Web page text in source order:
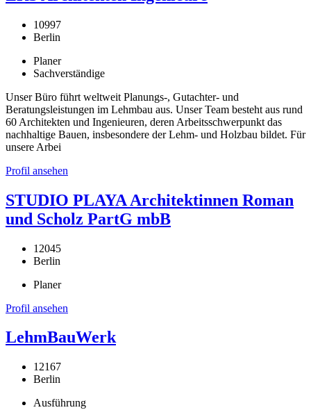
10997
Berlin
Planer
Sachverständige
Unser Büro führt weltweit Planungs-, Gutachter- und
Beratungsleistungen im Lehmbau aus. Unser Team besteht aus rund
60 Architekten und Ingenieuren, deren Arbeitsschwerpunkt das
nachhaltige Bauen, insbesondere der Lehm- und Holzbau bildet. Für
unsere Arbei
Profil ansehen
STUDIO PLAYA Architektinnen Roman
und Scholz PartG mbB
12045
Berlin
Planer
Profil ansehen
LehmBauWerk
12167
Berlin
Ausführung